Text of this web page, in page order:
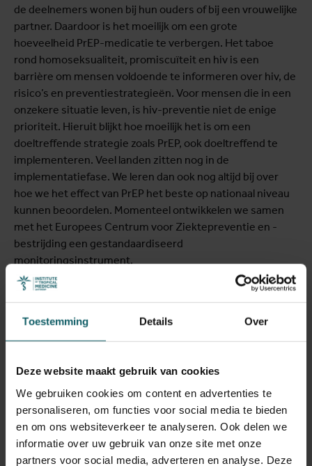
Toestemming Details Over
Deze website maakt gebruik van cookies
We gebruiken cookies om content en advertenties te
personaliseren, om functies voor social media te bieden
en om ons websiteverkeer te analyseren. Ook delen we
informatie over uw gebruik van onze site met onze
partners voor social media, adverteren en analyse. Deze
de deelnemers wonen bij hun ouders of bij een vrouwelijke
partner. Daardoor is het moeilijk om een grote
hoeveelheid PrEP-medicatie te verbergen. Het taboe
rond homoseksualiteit, promiscuïteit en hiv is een
barrière om mensen voldoende te informeren over hiv, de
risico’s en preventiestrategieën. Voor mensen die in een
onzekere situatie leven, is hiv-preventie niet de enige
prioriteit. Hieruit blijkt hoe moeilijk het is om een
doeltreffende strategie zoals PrEP, ook doeltreffend te
implementeren. Veel landen zitten nog in de
implementatiefase. We leren dan ook nog altijd bij over
hoe we het effect van PrEP het beste op nationaal niveau
kunnen beoordelen. Momenteel ontwikkelen we samen
met het Europees Centrum voor Ziektepreventie en -
bestrijding een gestandaardiseerd
monitoringsinstrument.
Hoe zit het met condooms? Veel
mensen vrezen dat toenemend PrEP-
gebruik ook leidt tot meer onveilige
seks.
Thijs Reyniers:Bij de introductie van PrEP was de
boodschap dat gebruikers het moesten zien als een
aanvulling op condooms. De eerste PrEP-studies
concludeerden dat er geen bewijs is dat meer PrEP-
gebruik leidt tot minder condoomgebruik. Het is